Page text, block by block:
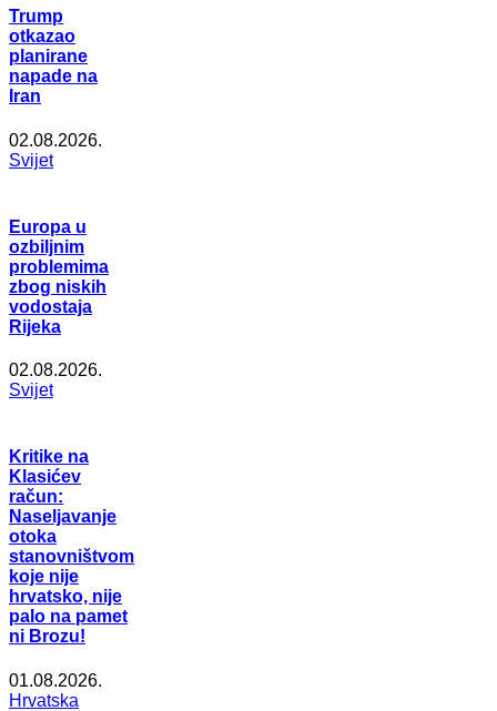
Trump
otkazao
planirane
napade na
Iran
02.08.2026.
Svijet
Europa u
ozbiljnim
problemima
zbog niskih
vodostaja
Rijeka
02.08.2026.
Svijet
Kritike na
Klasićev
račun:
Naseljavanje
otoka
stanovništvom
koje nije
hrvatsko, nije
palo na pamet
ni Brozu!
01.08.2026.
Hrvatska